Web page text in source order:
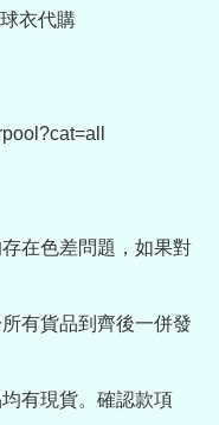
衣代購
在色差問題，如果對
有貨品到齊後一併發
有現貨。確認款項